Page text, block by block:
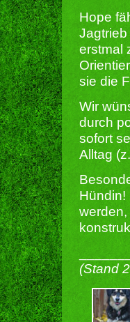
Hope
erstmal
sie die
Wir
durch
sofort
Alltag
Hündin!
(Stand